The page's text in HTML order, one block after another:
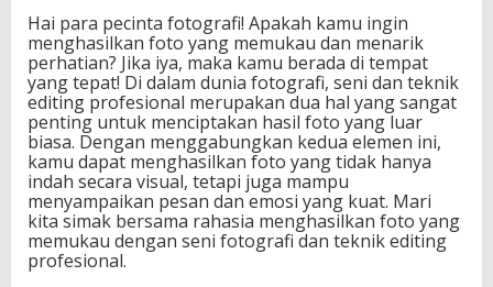
n
g
M
e
m
u
k
a
u
d
e
n
Hai para pecinta fotografi! Apakah kamu ingin
menghasilkan foto yang memukau dan menarik
perhatian? Jika iya, maka kamu berada di tempat
yang tepat! Di dalam dunia fotografi, seni dan teknik
editing profesional merupakan dua hal yang sangat
penting untuk menciptakan hasil foto yang luar
biasa. Dengan menggabungkan kedua elemen ini,
kamu dapat menghasilkan foto yang tidak hanya
indah secara visual, tetapi juga mampu
menyampaikan pesan dan emosi yang kuat. Mari
kita simak bersama rahasia menghasilkan foto yang
memukau dengan seni fotografi dan teknik editing
profesional.